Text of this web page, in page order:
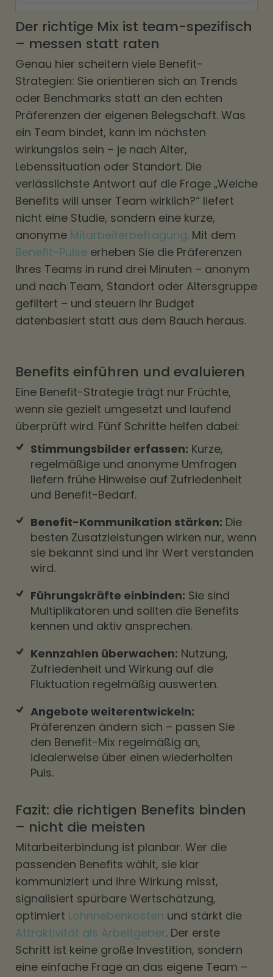
Der richtige Mix ist team-spezifisch
– messen statt raten
Genau hier scheitern viele Benefit-
Strategien: Sie orientieren sich an Trends
oder Benchmarks statt an den echten
Präferenzen der eigenen Belegschaft. Was
ein Team bindet, kann im nächsten
wirkungslos sein – je nach Alter,
Lebenssituation oder Standort. Die
verlässlichste Antwort auf die Frage „Welche
Benefits will unser Team wirklich?“ liefert
nicht eine Studie, sondern eine kurze,
anonyme Mitarbeiterbefragung. Mit dem
Benefit-Pulse erheben Sie die Präferenzen
Ihres Teams in rund drei Minuten – anonym
und nach Team, Standort oder Altersgruppe
gefiltert – und steuern Ihr Budget
datenbasiert statt aus dem Bauch heraus.
Benefits einführen und evaluieren
Eine Benefit-Strategie trägt nur Früchte,
wenn sie gezielt umgesetzt und laufend
überprüft wird. Fünf Schritte helfen dabei:
Stimmungsbilder erfassen: Kurze,
regelmäßige und anonyme Umfragen
liefern frühe Hinweise auf Zufriedenheit
und Benefit-Bedarf.
Benefit-Kommunikation stärken: Die
besten Zusatzleistungen wirken nur, wenn
sie bekannt sind und ihr Wert verstanden
wird.
Führungskräfte einbinden: Sie sind
Multiplikatoren und sollten die Benefits
kennen und aktiv ansprechen.
Kennzahlen überwachen: Nutzung,
Zufriedenheit und Wirkung auf die
Fluktuation regelmäßig auswerten.
Angebote weiterentwickeln:
Präferenzen ändern sich – passen Sie
den Benefit-Mix regelmäßig an,
idealerweise über einen wiederholten
Puls.
Fazit: die richtigen Benefits binden
– nicht die meisten
Mitarbeiterbindung ist planbar. Wer die
passenden Benefits wählt, sie klar
kommuniziert und ihre Wirkung misst,
signalisiert spürbare Wertschätzung,
optimiert Lohnnebenkosten und stärkt die
Attraktivität als Arbeitgeber. Der erste
Schritt ist keine große Investition, sondern
eine einfache Frage an das eigene Team –